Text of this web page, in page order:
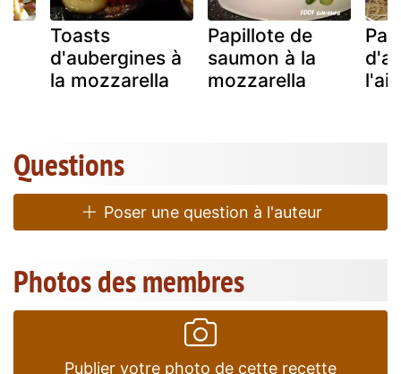
Toasts
d'aubergines à
la mozzarella
Papillote de
saumon à la
mozzarella
l'ail
Questions
Poser une question à l'auteur
Photos des membres
Publier votre photo de cette recette